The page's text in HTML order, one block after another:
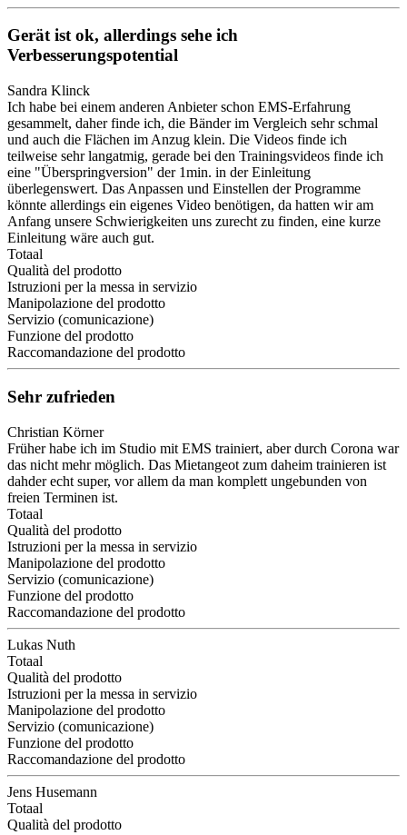
Gerät ist ok, allerdings sehe ich
Verbesserungspotential
Sandra Klinck
Ich habe bei einem anderen Anbieter schon EMS-Erfahrung
gesammelt, daher finde ich, die Bänder im Vergleich sehr schmal
und auch die Flächen im Anzug klein. Die Videos finde ich
teilweise sehr langatmig, gerade bei den Trainingsvideos finde ich
eine "Überspringversion" der 1min. in der Einleitung
überlegenswert. Das Anpassen und Einstellen der Programme
könnte allerdings ein eigenes Video benötigen, da hatten wir am
Anfang unsere Schwierigkeiten uns zurecht zu finden, eine kurze
Einleitung wäre auch gut.
Totaal
Qualità del prodotto
Istruzioni per la messa in servizio
Manipolazione del prodotto
Servizio (comunicazione)
Funzione del prodotto
Raccomandazione del prodotto
Sehr zufrieden
Christian Körner
Früher habe ich im Studio mit EMS trainiert, aber durch Corona war
das nicht mehr möglich. Das Mietangeot zum daheim trainieren ist
dahder echt super, vor allem da man komplett ungebunden von
freien Terminen ist.
Totaal
Qualità del prodotto
Istruzioni per la messa in servizio
Manipolazione del prodotto
Servizio (comunicazione)
Funzione del prodotto
Raccomandazione del prodotto
Lukas Nuth
Totaal
Qualità del prodotto
Istruzioni per la messa in servizio
Manipolazione del prodotto
Servizio (comunicazione)
Funzione del prodotto
Raccomandazione del prodotto
Jens Husemann
Totaal
Qualità del prodotto